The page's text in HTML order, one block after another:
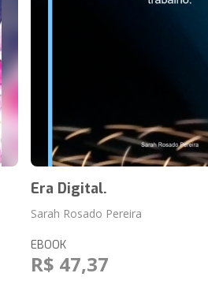
Era Digital.
Sarah Rosado Pereira
EBOOK
R$ 47,37